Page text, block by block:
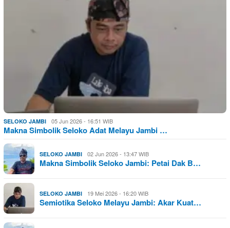
SELOKO JAMBI 05 Jun 2026 - 16:51 WIB
Makna Simbolik Seloko Adat Melayu Jambi …
SELOKO JAMBI 02 Jun 2026 - 13:47 WIB
Makna Simbolik Seloko Jambi: Petai Dak B…
SELOKO JAMBI 19 Mei 2026 - 16:20 WIB
Semiotika Seloko Melayu Jambi: Akar Kuat…